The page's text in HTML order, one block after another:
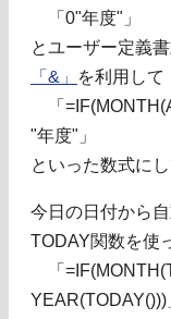
「0"年度"」
とユーザー定義
「&」
を利用して
「
"年度"」
といった数式にし
今日の日付から
TODAY関数を使
「
YEAR(TODAY()))